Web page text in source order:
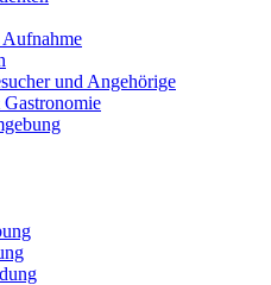
und Angehörige